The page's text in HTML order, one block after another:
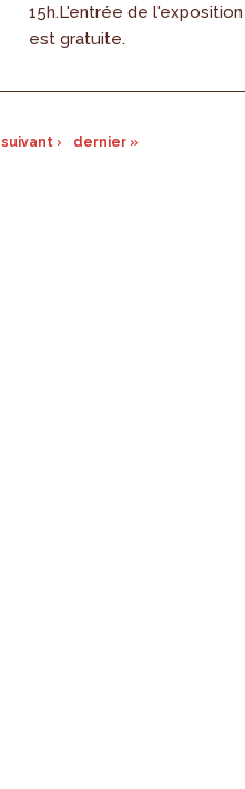
15h.L'entrée de l'exposition
est gratuite.
suivant › dernier »